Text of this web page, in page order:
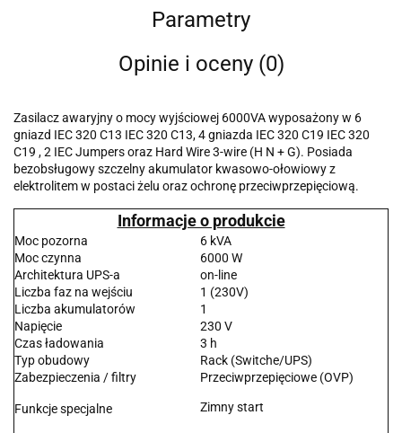
Parametry
Opinie i oceny (0)
Zasilacz awaryjny o mocy wyjściowej 6000VA wyposażony w 6
gniazd IEC 320 C13 IEC 320 C13, 4 gniazda IEC 320 C19 IEC 320
C19 , 2 IEC Jumpers oraz Hard Wire 3-wire (H N + G). Posiada
bezobsługowy szczelny akumulator kwasowo-ołowiowy z
elektrolitem w postaci żelu oraz ochronę przeciwprzepięciową.
Informacje o produkcie
Moc pozorna
6 kVA
Moc czynna
6000 W
Architektura UPS-a
on-line
Liczba faz na wejściu
1 (230V)
Liczba akumulatorów
1
Napięcie
230 V
Czas ładowania
3 h
Typ obudowy
Rack (Switche/UPS)
Zabezpieczenia / filtry
Przeciwprzepięciowe (OVP)
Funkcje specjalne Zimny start